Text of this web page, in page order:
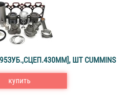
ШТ CUMMINS
купить